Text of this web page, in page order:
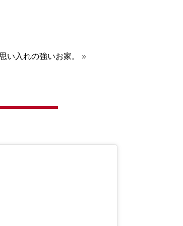
思い入れの強いお家。
»